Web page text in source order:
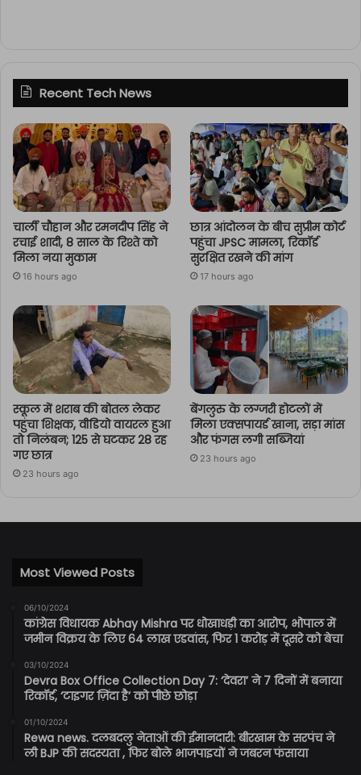
Recent Tech News
चार्ली चौहान और रमनदीप सिंह ने
रचाई शादी, 8 साल के रिश्ते को
मिला नया मुकाम
16 hours ago
छात्र आंदोलन के बीच सुप्रीम कोर्ट
पहुंचा JPSC मामला, रिकॉर्ड
सुरक्षित रखने की मांग
17 hours ago
स्कूल में शराब की बोतल लेकर
पहुंचा शिक्षक, वीडियो वायरल हुआ
तो निलंबन; 125 से घटकर 28 रह
गए छात्र
23 hours ago
बेंगलुरु के लग्जरी होटलों में
मिला एक्सपायर्ड खाना, सड़ा मांस
और फंगस लगी सब्जियां
23 hours ago
Most Viewed Posts
06/10/2024
कांग्रेस विधायक Abhay Mishra पर धोखाधड़ी का आरोप, भोपाल में
जमीन विक्रय के लिए 64 लाख एडवांस, फिर 1 करोड़ में दूसरे को बेचा
03/10/2024
Devra Box Office Collection Day 7: ‘देवरा’ ने 7 दिनों में बनाया
रिकॉर्ड, ‘टाइगर ज़िंदा है’ को पीछे छोड़ा
01/10/2024
Rewa news. दलबदलु नेताओं की ईमानदारी: बीरखाम के सरपंच ने
ली BJP की सदस्यता , फिर बोले भाजपाइयों ने जबरन फंसाया